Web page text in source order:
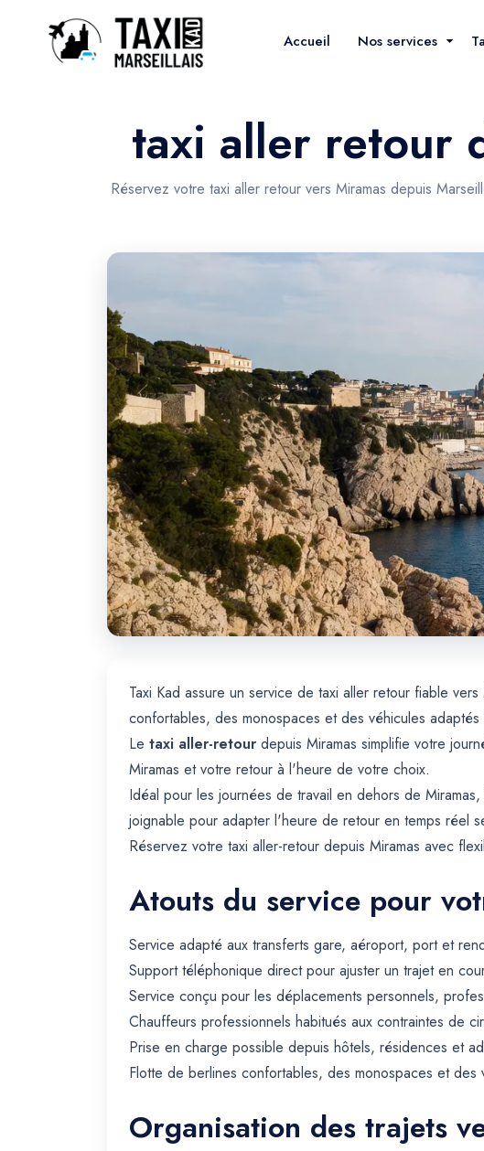
Accueil Nos services
taxi aller retour
Réservez votre taxi aller retour vers Miramas depuis
Taxi Kad assure un service de taxi aller retour fiable
confortables, des monospaces et des véhicules
Le taxi aller-retour depuis Miramas simplifie votre
Miramas et votre retour à l'heure de votre choix.
Idéal pour les journées de travail en dehors de
joignable pour adapter l'heure de retour en temps réel
Réservez votre taxi aller-retour depuis Miramas avec
Atouts du service pour
Service adapté aux transferts gare, aéroport, port et
Support téléphonique direct pour ajuster un trajet en
Service conçu pour les déplacements personnels,
Chauffeurs professionnels habitués aux contraintes de
Prise en charge possible depuis hôtels, résidences et
Flotte de berlines confortables, des monospaces et
Organisation des trajets